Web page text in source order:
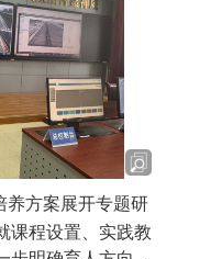
养方案展开专题研
课程设置、实践教